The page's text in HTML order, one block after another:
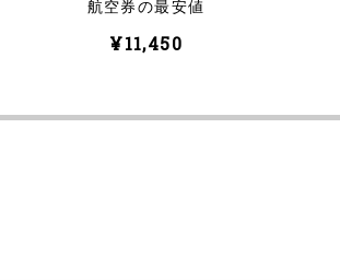
航空券の最安値
¥11,450